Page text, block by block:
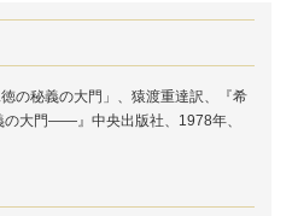
の秘義の大門」、猿渡重達訳、『希
大門――』中央出版社、1978年、